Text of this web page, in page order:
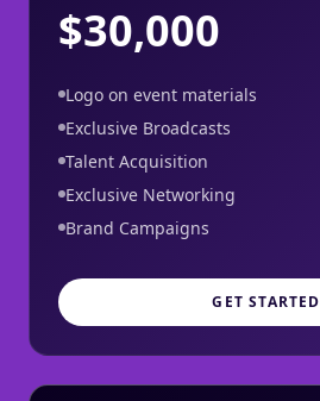
$30,000
Logo on event materials
Exclusive Broadcasts
Talent Acquisition
Exclusive Networking
Brand Campaigns
GET STARTED